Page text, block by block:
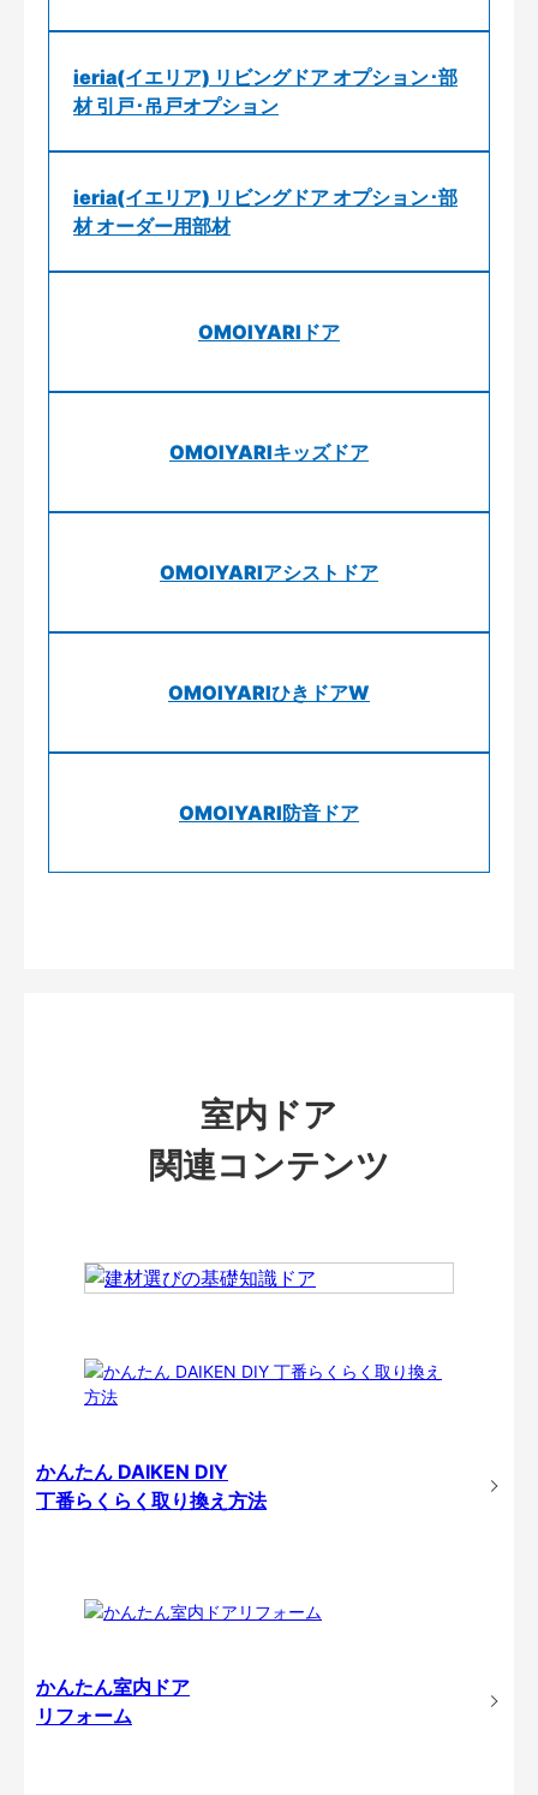
ieria(イエリア) リビングドア オプション･部
材 引戸･吊戸オプション
ieria(イエリア) リビングドア オプション･部
材 オーダー用部材
OMOIYARIドア
OMOIYARIキッズドア
OMOIYARIアシストドア
OMOIYARIひきドアW
OMOIYARI防音ドア
室内ドア
関連コンテンツ
かんたん DAIKEN DIY
丁番らくらく取り換え方法
かんたん室内ドア
リフォーム